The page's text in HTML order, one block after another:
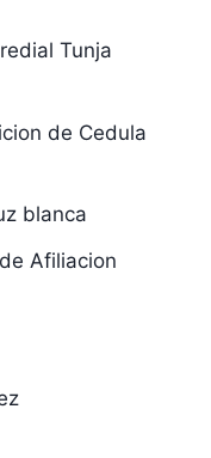
Tunja
de Cedula
blanca
Afiliacion